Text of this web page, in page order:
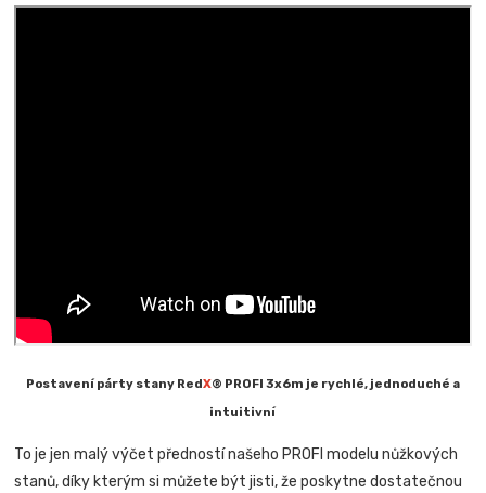
Postavení párty stany Red X® PROFI 3x6m je rychlé, jednoduché a
intuitivní
To je jen malý výčet předností našeho PROFI modelu nůžkových
stanů, díky kterým si můžete být jisti, že poskytne dostatečnou